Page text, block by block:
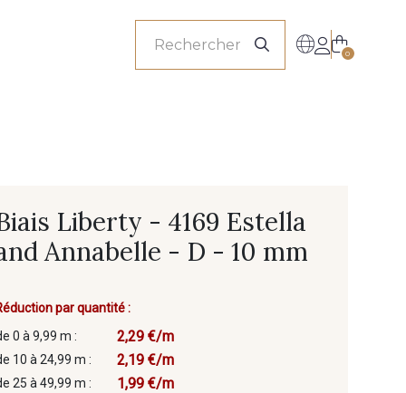
0
Liberty - 4169 Estella
Annabelle - D - 10 mm
par quantité :
0 à 9,99 m :
2,29 €/m
10 à 24,99 m : 2,19 €/m
25 à 49,99 m : 1,99 €/m